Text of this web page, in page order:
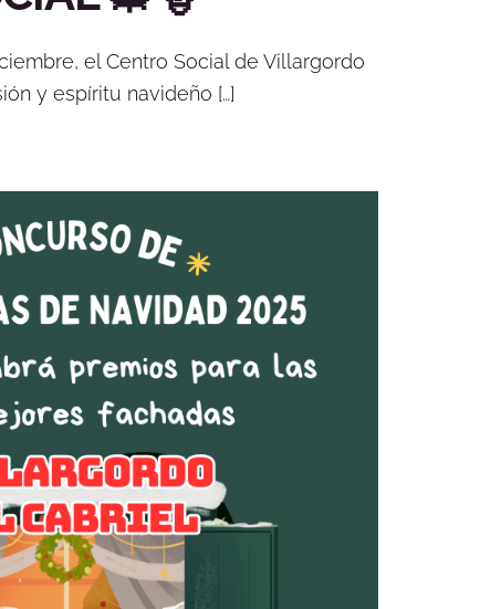
el Centro Social de Villargordo
y espíritu navideño […]